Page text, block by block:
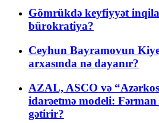
Gömrükdə keyfiyyət
bürokratiya?
Ceyhun Bayramovun
arxasında nə dayanır?
AZAL, ASCO və
idarəetmə modeli:
gətirir?